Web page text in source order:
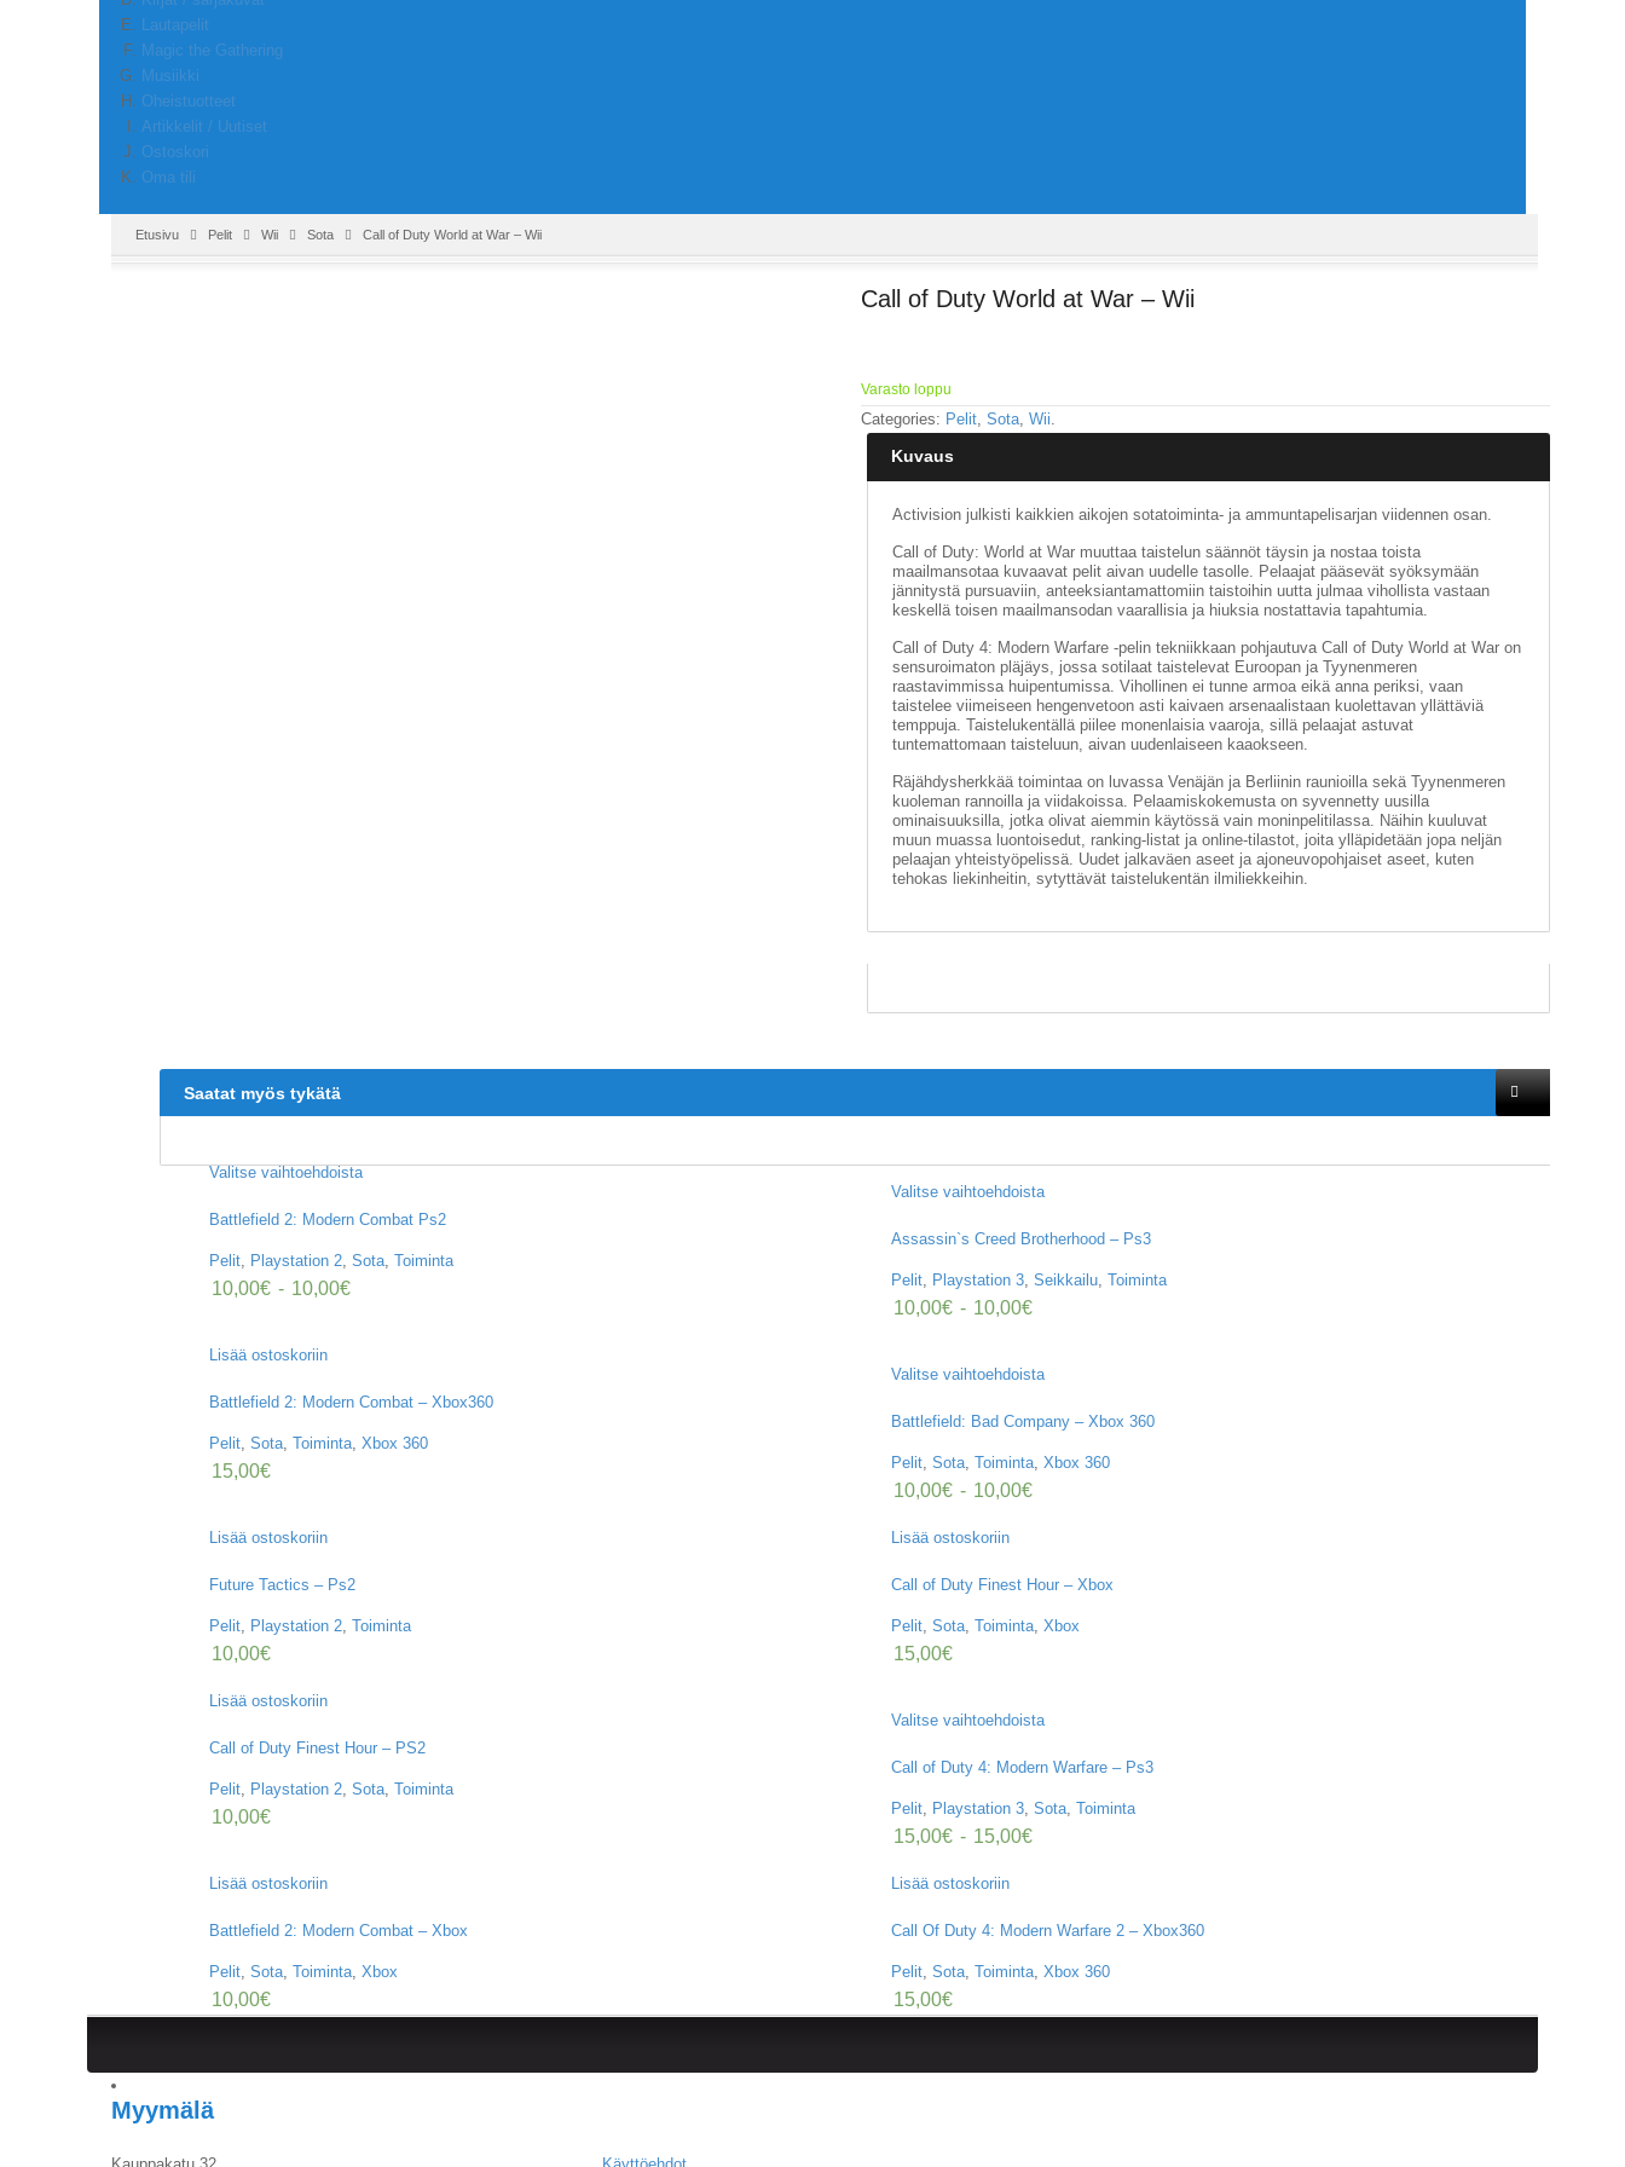
Lautapelit
Magic the Gathering
Musiikki
Oheistuotteet
Artikkelit / Uutiset
Ostoskori
Oma tili
Etusivu Pelit Wii Sota Call of Duty World at War – Wii
Call of Duty World at War – Wii
Varasto loppu
Categories: Pelit, Sota, Wii.
Kuvaus
Activision julkisti kaikkien aikojen sotatoiminta- ja ammuntapelisarjan viidennen osan.
Call of Duty: World at War muuttaa taistelun säännöt täysin ja nostaa toista
maailmansotaa kuvaavat pelit aivan uudelle tasolle. Pelaajat pääsevät syöksymään
jännitystä pursuaviin, anteeksiantamattomiin taistoihin uutta julmaa vihollista vastaan
keskellä toisen maailmansodan vaarallisia ja hiuksia nostattavia tapahtumia.
Call of Duty 4: Modern Warfare -pelin tekniikkaan pohjautuva Call of Duty World at War on
sensuroimaton pläjäys, jossa sotilaat taistelevat Euroopan ja Tyynenmeren
raastavimmissa huipentumissa. Vihollinen ei tunne armoa eikä anna periksi, vaan
taistelee viimeiseen hengenvetoon asti kaivaen arsenaalistaan kuolettavan yllättäviä
temppuja. Taistelukentällä piilee monenlaisia vaaroja, sillä pelaajat astuvat
tuntemattomaan taisteluun, aivan uudenlaiseen kaaokseen.
Räjähdysherkkää toimintaa on luvassa Venäjän ja Berliinin raunioilla sekä Tyynenmeren
kuoleman rannoilla ja viidakoissa. Pelaamiskokemusta on syvennetty uusilla
ominaisuuksilla, jotka olivat aiemmin käytössä vain moninpelitilassa. Näihin kuuluvat
muun muassa luontoisedut, ranking-listat ja online-tilastot, joita ylläpidetään jopa neljän
pelaajan yhteistyöpelissä. Uudet jalkaväen aseet ja ajoneuvopohjaiset aseet, kuten
tehokas liekinheitin, sytyttävät taistelukentän ilmiliekkeihin.
Saatat myös tykätä
Valitse vaihtoehdoista
Battlefield 2: Modern Combat Ps2
Pelit, Playstation 2, Sota, Toiminta
10,00€ - 10,00€
Valitse vaihtoehdoista
Assassin`s Creed Brotherhood – Ps3
Pelit, Playstation 3, Seikkailu, Toiminta
10,00€ - 10,00€
Lisää ostoskoriin
Battlefield 2: Modern Combat – Xbox360
Pelit, Sota, Toiminta, Xbox 360
15,00€
Valitse vaihtoehdoista
Battlefield: Bad Company – Xbox 360
Pelit, Sota, Toiminta, Xbox 360
10,00€ - 10,00€
Lisää ostoskoriin
Future Tactics – Ps2
Pelit, Playstation 2, Toiminta
10,00€
Lisää ostoskoriin
Call of Duty Finest Hour – Xbox
Pelit, Sota, Toiminta, Xbox
15,00€
Lisää ostoskoriin
Call of Duty Finest Hour – PS2
Pelit, Playstation 2, Sota, Toiminta
10,00€
Valitse vaihtoehdoista
Call of Duty 4: Modern Warfare – Ps3
Pelit, Playstation 3, Sota, Toiminta
15,00€ - 15,00€
Lisää ostoskoriin
Battlefield 2: Modern Combat – Xbox
Pelit, Sota, Toiminta, Xbox
10,00€
Lisää ostoskoriin
Call Of Duty 4: Modern Warfare 2 – Xbox360
Pelit, Sota, Toiminta, Xbox 360
15,00€
Myymälä